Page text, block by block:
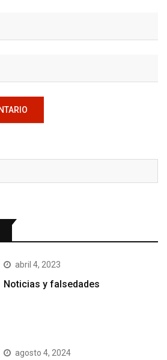
abril 4, 2023
Noticias y falsedades
agosto 4, 2024